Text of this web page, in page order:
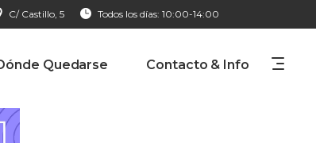
C/ Castillo, 5 Todos los días: 10:00-14:00
Quedarse Contacto & Info